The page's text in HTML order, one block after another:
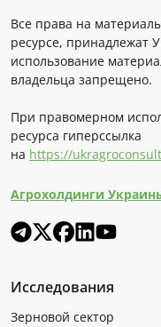
Все права на
ресурсе, принадлежат
использование
владельца запрещено.
При правомерном
ресурса гиперссылка
на https://
Агрохолдинги
Исследования
Зерновой сектор